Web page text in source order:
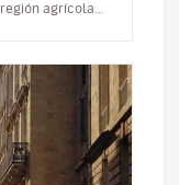
agrícola